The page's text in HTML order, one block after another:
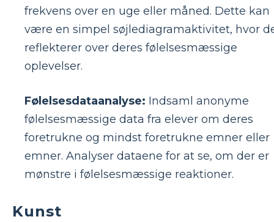
frekvens over en uge eller måned. Dette kan
være en simpel søjlediagramaktivitet, hvor
reflekterer over deres følelsesmæssige
oplevelser.
Følelsesdataanalyse: Indsaml anonyme
følelsesmæssige data fra elever om deres
foretrukne og mindst foretrukne emner eller
emner. Analyser dataene for at se, om der er
mønstre i følelsesmæssige reaktioner.
Kunst